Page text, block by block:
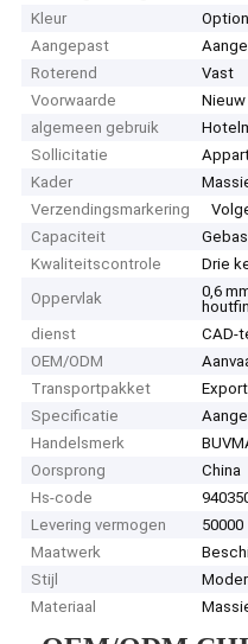
Kleur
Aangepast
Roterend
Vast
Voorwaarde
Nieuw
algemeen gebruik
Sollicitatie
Kader
Verzendingsmarkering
Capaciteit
Kwaliteitscontrole
Drie
Oppervlak
0,6
dienst
CAD-
OEM/ODM
Transportpakket
Specificatie
Handelsmerk
Oorsprong
China
Hs-code
Levering vermogen
50000
Maatwerk
Stijl
Materiaal